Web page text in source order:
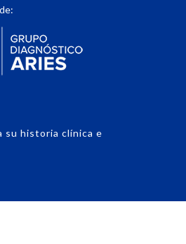
su historia clínica e